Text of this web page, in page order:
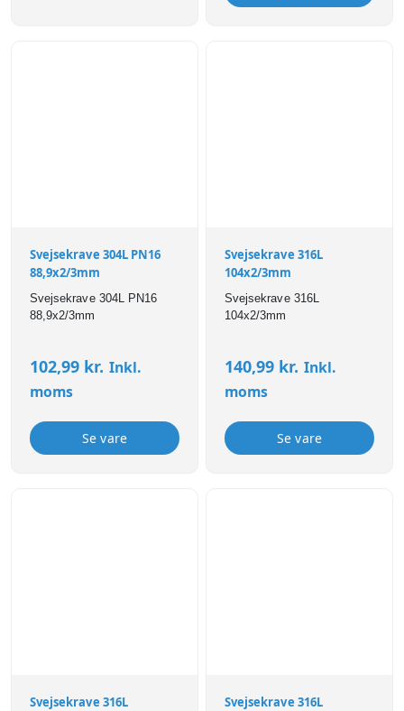
Svejsekrave 304L PN16
88,9x2/3mm
Svejsekrave 304L PN16
88,9x2/3mm
102,99 kr. Inkl.
moms
Se vare
Svejsekrave 316L
104x2/3mm
Svejsekrave 316L
104x2/3mm
140,99 kr. Inkl.
moms
Se vare
Svejsekrave 316L
Svejsekrave 316L